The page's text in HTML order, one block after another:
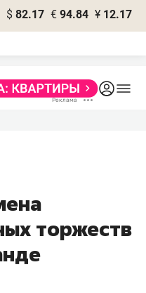
$ 82.17 € 94.84 ¥ 12.17
торжеств